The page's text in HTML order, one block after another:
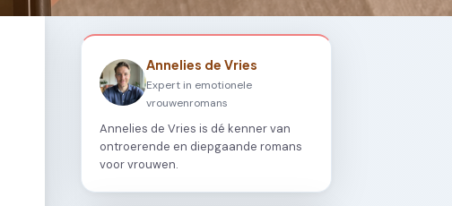
Annelies de Vries
Expert in emotionele
vrouwenromans
Annelies de Vries is dé kenner van
ontroerende en diepgaande romans
voor vrouwen.